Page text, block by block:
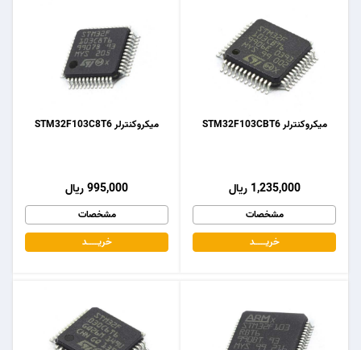
میکروکنترلر STM32F103C8T6
995,000 ریال
مشخصات
خریـــــــد
میکروکنترلر STM32F103CBT6
1,235,000 ریال
مشخصات
خریـــــــد